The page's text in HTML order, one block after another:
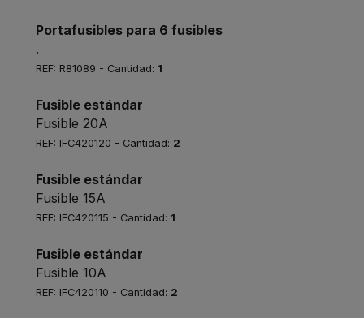
Portafusibles para 6 fusibles
.
REF: R81089 - Cantidad: 1
Fusible estándar
Fusible 20A
REF: IFC420120 - Cantidad: 2
Fusible estándar
Fusible 15A
REF: IFC420115 - Cantidad: 1
Fusible estándar
Fusible 10A
REF: IFC420110 - Cantidad: 2